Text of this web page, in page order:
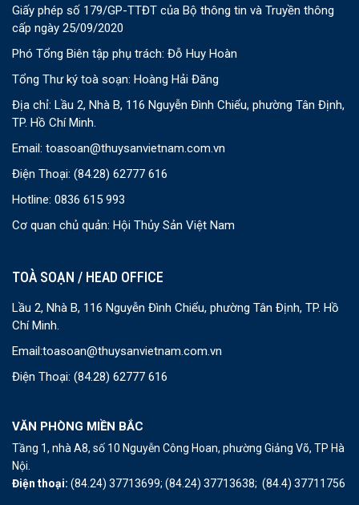
Giấy phép số 179/GP-TTĐT của Bộ thông tin và Truyền thông
cấp ngày 25/09/2020
Phó Tổng Biên tập phụ trách: Đỗ Huy Hoàn
Tổng Thư ký toà soạn: Hoàng Hải Đăng
Địa chỉ: Lầu 2, Nhà B, 116 Nguyễn Đình Chiểu, phường Tân Định,
TP. Hồ Chí Minh.
Email: toasoan@thuysanvietnam.com.vn
Điện Thoại: (84.28) 62777 616
Hotline: 0836 615 993
Cơ quan chủ quản: Hội Thủy Sản Việt Nam
TOÀ SOẠN / HEAD OFFICE
Lầu 2, Nhà B, 116 Nguyễn Đình Chiểu, phường Tân Định, TP. Hồ
Chí Minh.
Email:toasoan@thuysanvietnam.com.vn
Điện Thoại: (84.28) 62777 616
VĂN PHÒNG MIỀN BẮC
Tầng 1, nhà A8, số 10 Nguyễn Công Hoan, phường Giảng Võ, TP Hà
Nội.
Điện thoại: (84.24) 37713699; (84.24) 37713638; (84.4) 37711756